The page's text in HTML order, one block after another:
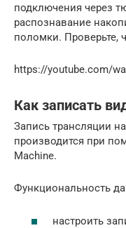
подключения через
распознавание
поломки. Проверьте,
https://youtube.com/
Как записать
Запись трансляции
производится при
Machine.
Функциональность
настроить